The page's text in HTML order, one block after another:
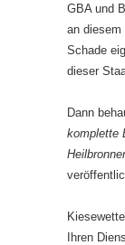
GBA und
an diesem
Schade
dieser
Dann
komplette
Ihren